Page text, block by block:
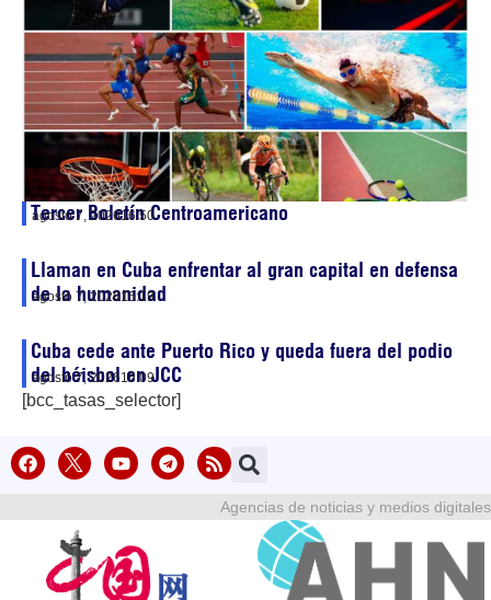
Tercer Boletín Centroamericano
agosto 7, 202616:50
Llaman en Cuba enfrentar al gran capital en defensa
de la humanidad
agosto 7, 202616:19
Cuba cede ante Puerto Rico y queda fuera del podio
del béisbol en JCC
agosto 7, 202616:09
[bcc_tasas_selector]
Agencias de noticias y medios digitales